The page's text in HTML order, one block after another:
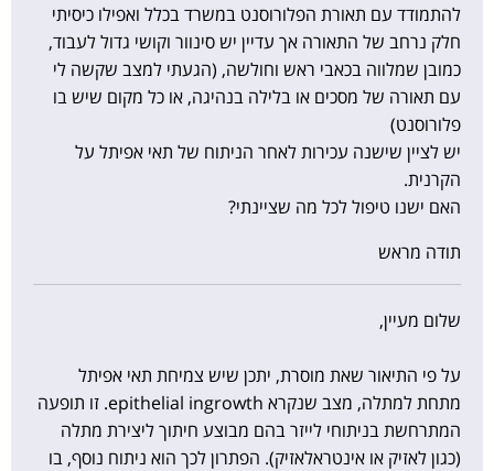
להתמודד עם תאורת הפלורוסנט במשרד בכלל ואפילו כיסיתי
חלק נרחב של התאורה אך עדיין יש סינוור וקושי גדול לעבוד,
כמובן שמלווה בכאבי ראש וחולשה, (הגעתי למצב שקשה לי
עם תאורה של מסכים או בלילה בנהיגה, או כל מקום שיש בו
פלורוסנט)
יש לציין שישנה עכירות לאחר הניתוח של תאי אפיתל על
הקרנית.
האם ישנו טיפול לכל מה שציינתי?
תודה מראש
שלום מעיין,
על פי התיאור שאת מוסרת, יתכן שיש צמיחת תאי אפיתל
מתחת למתלה, מצב שנקרא epithelial ingrowth. זו תופעה
המתרחשת בניתוחי לייזר בהם מבוצע חיתוך ליצירת מתלה
(כגון לאזיק או אינטראלאזיק). הפתרון לכך הוא ניתוח נוסף, בו